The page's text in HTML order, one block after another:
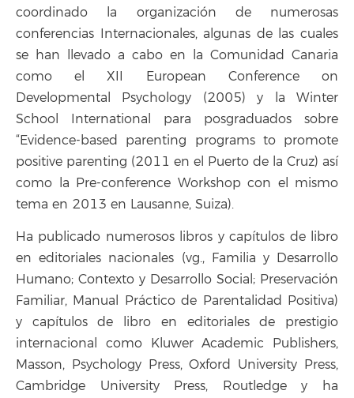
coordinado la organización de numerosas
conferencias Internacionales, algunas de las cuales
se han llevado a cabo en la Comunidad Canaria
como el XII European Conference on
Developmental Psychology (2005) y la Winter
School International para posgraduados sobre
“Evidence-based parenting programs to promote
positive parenting (2011 en el Puerto de la Cruz) así
como la Pre-conference Workshop con el mismo
tema en 2013 en Lausanne, Suiza).
Ha publicado numerosos libros y capítulos de libro
en editoriales nacionales (vg., Familia y Desarrollo
Humano; Contexto y Desarrollo Social; Preservación
Familiar, Manual Práctico de Parentalidad Positiva)
y capítulos de libro en editoriales de prestigio
internacional como Kluwer Academic Publishers,
Masson, Psychology Press, Oxford University Press,
Cambridge University Press, Routledge y ha